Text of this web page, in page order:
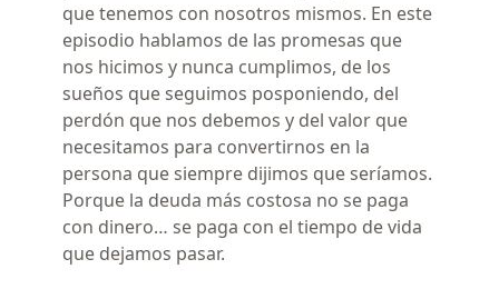
que tenemos con nosotros mismos. En este
episodio hablamos de las promesas que
nos hicimos y nunca cumplimos, de los
sueños que seguimos posponiendo, del
perdón que nos debemos y del valor que
necesitamos para convertirnos en la
persona que siempre dijimos que seríamos.
Porque la deuda más costosa no se paga
con dinero… se paga con el tiempo de vida
que dejamos pasar.